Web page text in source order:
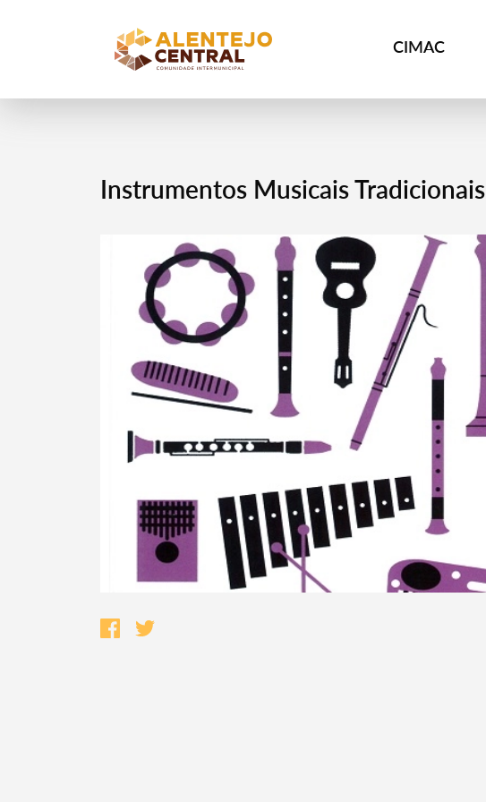
CIMAC
Termo de Pesquisa
Categorias gerais
Instrumentos Musicais Tradicionais